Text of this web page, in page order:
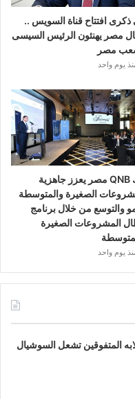
افتتاح قناة السويس ..
مصر يهنئون الرئيس السيسى
مصر
يوم واحد
بنك QNB مصر يعزز جاهزية
الصغيرة والمتوسطة
والتوسع من خلال برنامج
المشروعات الصغيرة
يوم واحد
المتفوقين تشعل السوشيال